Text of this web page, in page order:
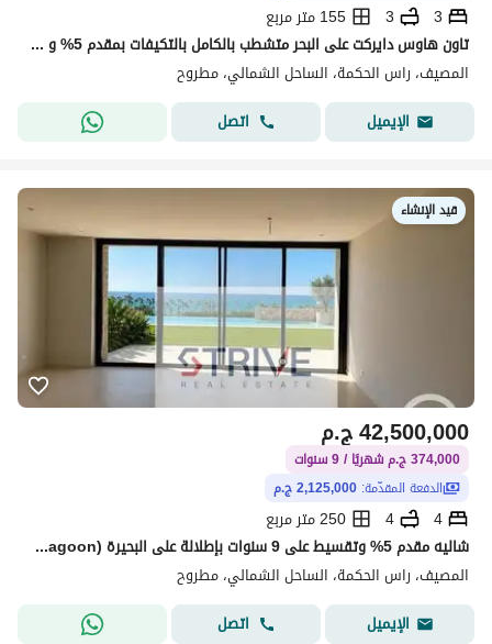
3
3
155 متر مربع
تاون هاوس دايركت على البحر متشطب بالكامل بالتكيفات بمقدم 5% و المتبقي اقساط على 10 سنوات برايم لوكيشن في نورث كوست، رأس الحكمة.
المصيف، راس الحكمة، الساحل الشمالي، مطروح
الإيميل
اتصل
قيد الإنشاء
ج.م42,500,000
374,000 ج.م شهريًا / 9 سنوات
الدفعة المقدّمة: 2,125,000 ج.م
4
4
250 متر مربع
شاليه مقدم 5% وتقسيط على 9 سنوات بإطلالة على البحيرة (Lagoon) في مشروع "المصيف" (El Masyaf) بمنطقة رأس الحكمة
المصيف، راس الحكمة، الساحل الشمالي، مطروح
الإيميل
اتصل